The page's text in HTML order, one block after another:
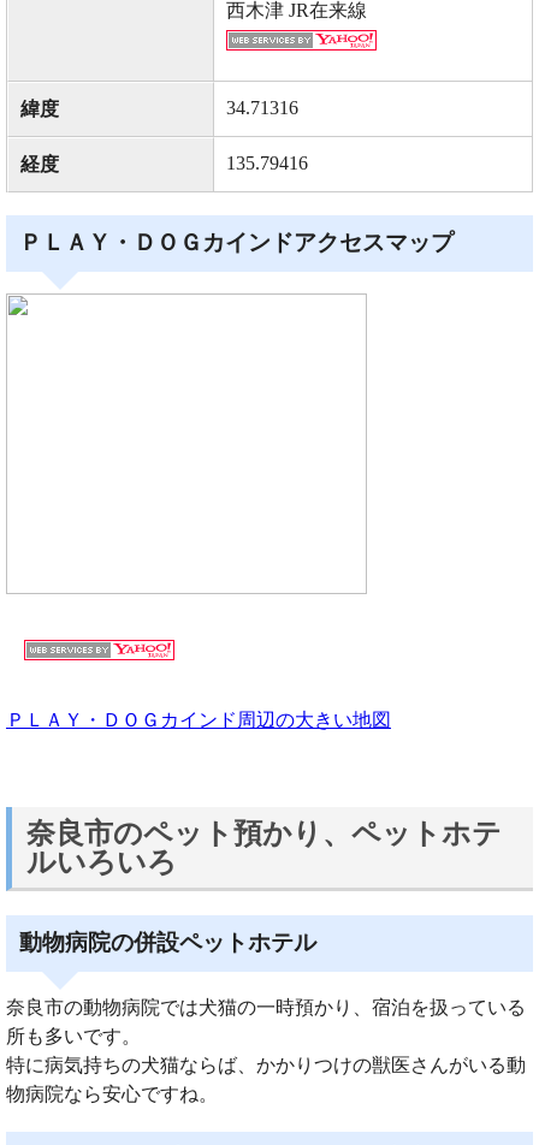
西木津 JR在来線
緯度 34.71316
経度 135.79416
ＰＬＡＹ・ＤＯＧカインドアクセスマップ
ＰＬＡＹ・ＤＯＧカインド周辺の大きい地図
奈良市のペット預かり、ペットホテ
ルいろいろ
動物病院の併設ペットホテル
奈良市の動物病院では犬猫の一時預かり、宿泊を扱っている
所も多いです。
特に病気持ちの犬猫ならば、かかりつけの獣医さんがいる動
物病院なら安心ですね。